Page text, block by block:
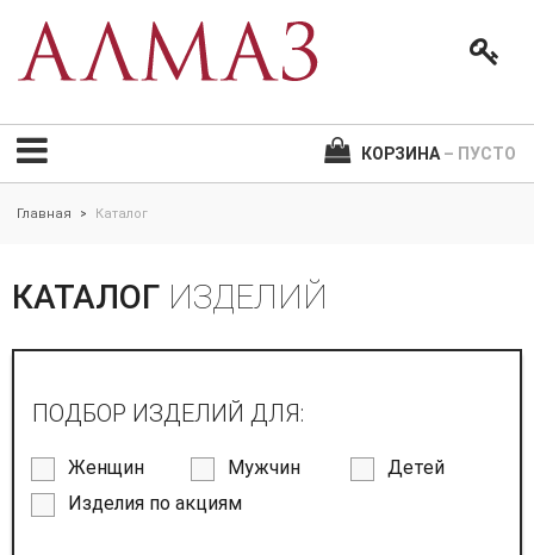
КОРЗИНА – ПУСТО
Главная > Каталог
КАТАЛОГ ИЗДЕЛИЙ
ПОДБОР ИЗДЕЛИЙ ДЛЯ:
Женщин Мужчин
Детей
Изделия по акциям